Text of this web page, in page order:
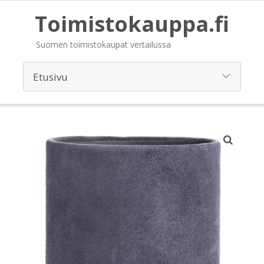
Toimistokauppa.fi
Suomen toimistokaupat vertailussa